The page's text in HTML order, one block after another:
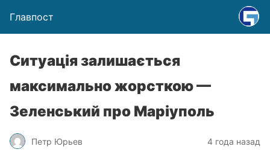
Главпост
Ситуація залишається
максимально жорсткою —
Зеленський про Маріуполь
Петр Юрьев 4 года назад